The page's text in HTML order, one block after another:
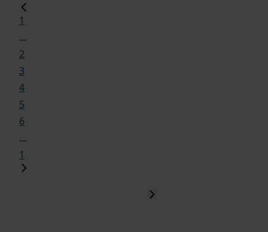
1
...
2
3
4
5
6
...
1